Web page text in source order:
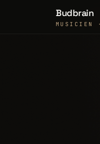
Budbrain
MUSICIEN